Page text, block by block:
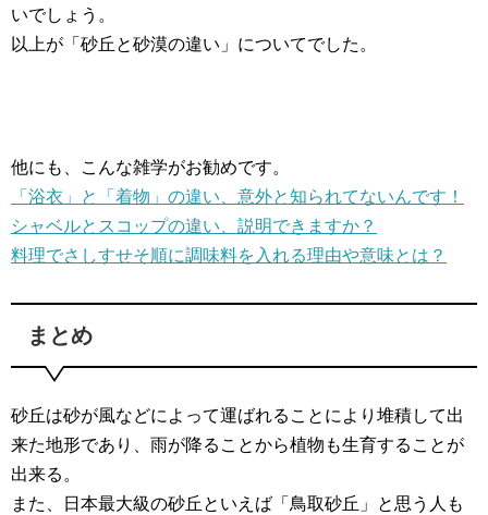
いでしょう。
以上が「砂丘と砂漠の違い」についてでした。
他にも、こんな雑学がお勧めです。
「浴衣」と「着物」の違い、意外と知られてないんです！
シャベルとスコップの違い、説明できますか？
料理でさしすせそ順に調味料を入れる理由や意味とは？
まとめ
砂丘は砂が風などによって運ばれることにより堆積して出
来た地形であり、雨が降ることから植物も生育することが
出来る。
また、日本最大級の砂丘といえば「鳥取砂丘」と思う人も